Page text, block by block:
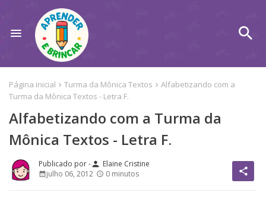
Página inicial Turma da Mônica Textos
Alfabetizando com a
Turma da Mônica Textos - Letra F.
Alfabetizando com a Turma da
Mônica Textos - Letra F.
person Elaine Cristine
julho 06, 2012
0 minutos share